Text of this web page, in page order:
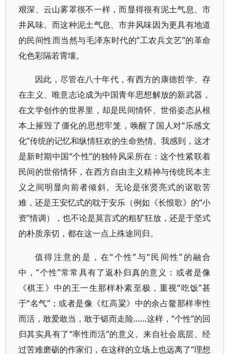
艰深、云山雾罩很不一样，而显得很有泥土气息、市
井风味。而这种泥土气息、市井风味因为更具有地道
的民间性而当然与毛泽东时代的“工农兵文艺”的革命
化色彩隔若霄壤。
因此，尽管在八十年代，有西方的康德哲学、存
在主义、唯意志论成为中国青年思想解放的新武器，
在文学创作的世界里，却是民间情怀、世俗姿态从根
本上摧毁了僵化的思想牢笼，唤醒了国人对“乐感文
化”传统的记忆和纵情狂欢的生命热情。我感到，这才
是新时期中国“个性”的独特风采所在：这个性紧联着
民间的世俗情怀，在西方自由主义精神与传统民本主
义之间明显向前者倾斜。无论是张贤亮式的讴歌苦
难，还是王安忆式的耽于安乐（例如《长恨歌》的“小
资”情调），也不论是莫言式的粗犷狂放，还是于坚式
的朴质亲切，都在这一点上殊途同归。
值得注意的是，在“个性”与“民间性”的融合
中，“个性”常常具有了返朴归真的意义：或者是像
《棋王》中的王一生那样朴素至极，重视“吃饭”甚
于“名气”；或者是像《红高粱》中的余占鳌那样率性
而活，敢爱敢当，敢于铤而走险……这样，“个性”的回
归其实具有了“率性而活”的意义。来自社会底层、经
过苦难磨砺的作家们，在这样的立场上也远离了“理想